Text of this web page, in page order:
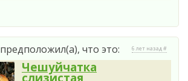
предположил(а), что это: 6 лет назад #
Чешуйчатка
слизистая